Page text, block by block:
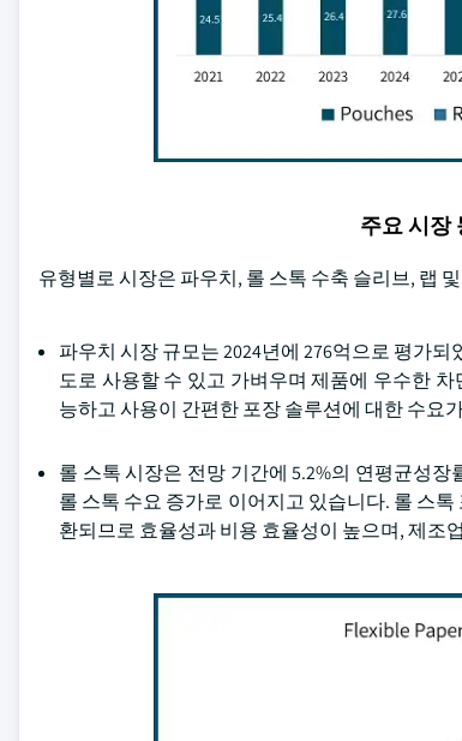
주요 시장
유형별로 시장은 파우치, 롤 스톡 수축 슬리브, 랩
파우치 시장 규모는 2024년에 276억으로 평가
도로 사용할 수 있고 가벼우며 제품에 우수한
능하고 사용이 간편한 포장 솔루션에 대한 수요
롤 스톡 시장은 전망 기간에 5.2%의 연평균성
롤 스톡 수요 증가로 이어지고 있습니다. 롤 스
환되므로 효율성과 비용 효율성이 높으며, 제조